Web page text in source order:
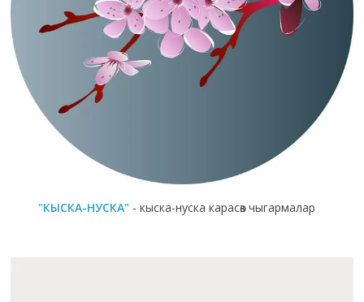
"КЫСКА-НУСКА" - кыска-нуска карасөз чыгармалар